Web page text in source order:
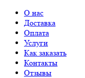
О нас
Доставка
Оплата
Услуги
Как заказать
Контакты
Отзывы